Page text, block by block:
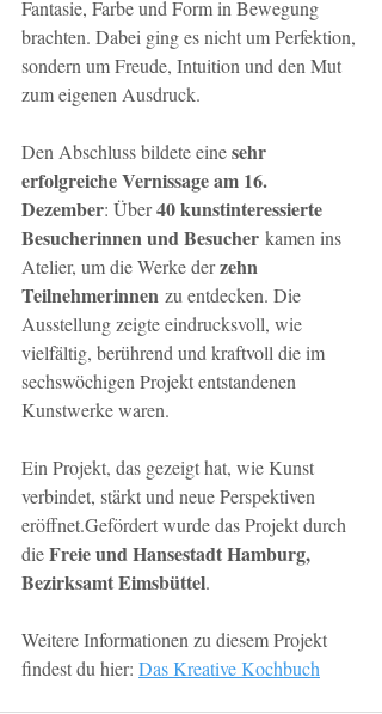
Fantasie, Farbe und Form in Bewegung
brachten. Dabei ging es nicht um Perfektion,
sondern um Freude, Intuition und den Mut
zum eigenen Ausdruck.
Den Abschluss bildete eine sehr
erfolgreiche Vernissage am 16.
Dezember: Über 40 kunstinteressierte
Besucherinnen und Besucher kamen ins
Atelier, um die Werke der zehn
Teilnehmerinnen zu entdecken. Die
Ausstellung zeigte eindrucksvoll, wie
vielfältig, berührend und kraftvoll die im
sechswöchigen Projekt entstandenen
Kunstwerke waren.
Ein Projekt, das gezeigt hat, wie Kunst
verbindet, stärkt und neue Perspektiven
eröffnet.Gefördert wurde das Projekt durch
die Freie und Hansestadt Hamburg,
Bezirksamt Eimsbüttel.
Weitere Informationen zu diesem Projekt
findest du hier: Das Kreative Kochbuch